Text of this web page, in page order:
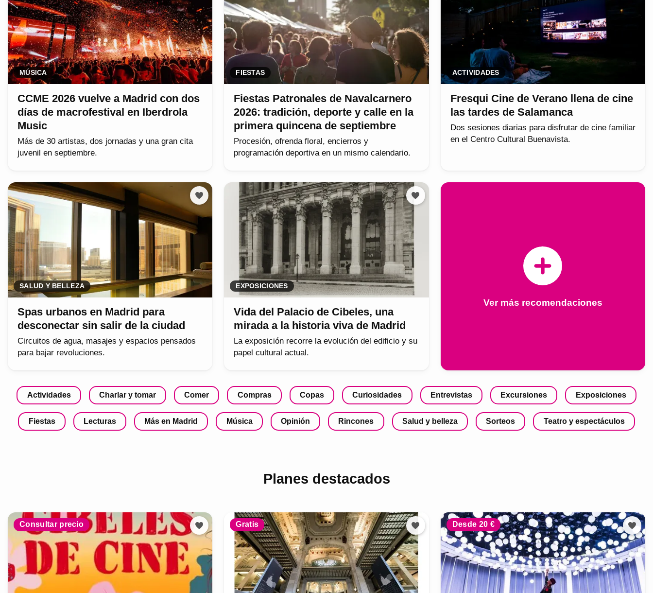
MÚSICA
CCME 2026 vuelve a Madrid con dos
días de macrofestival en Iberdrola
Music
Más de 30 artistas, dos jornadas y una gran cita
juvenil en septiembre.
FIESTAS
Fiestas Patronales de Navalcarnero
2026: tradición, deporte y calle en la
primera quincena de septiembre
Procesión, ofrenda floral, encierros y
programación deportiva en un mismo calendario.
ACTIVIDADES
Fresqui Cine de Verano llena de cine
las tardes de Salamanca
Dos sesiones diarias para disfrutar de cine familiar
en el Centro Cultural Buenavista.
SALUD Y BELLEZA
Spas urbanos en Madrid para
desconectar sin salir de la ciudad
Circuitos de agua, masajes y espacios pensados
para bajar revoluciones.
EXPOSICIONES
Vida del Palacio de Cibeles, una
mirada a la historia viva de Madrid
La exposición recorre la evolución del edificio y su
papel cultural actual.
Ver más recomendaciones
Actividades Charlar y tomar Comer Compras Copas Curiosidades Entrevistas Excursiones Exposiciones
Fiestas Lecturas Más en Madrid Música Opinión Rincones Salud y belleza Sorteos Teatro y espectáculos
Planes destacados
Consultar precio Gratis Desde 20 €